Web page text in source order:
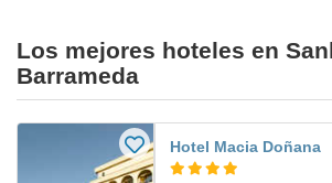
Los mejores hoteles en
Barrameda
Hotel Macia Doñana